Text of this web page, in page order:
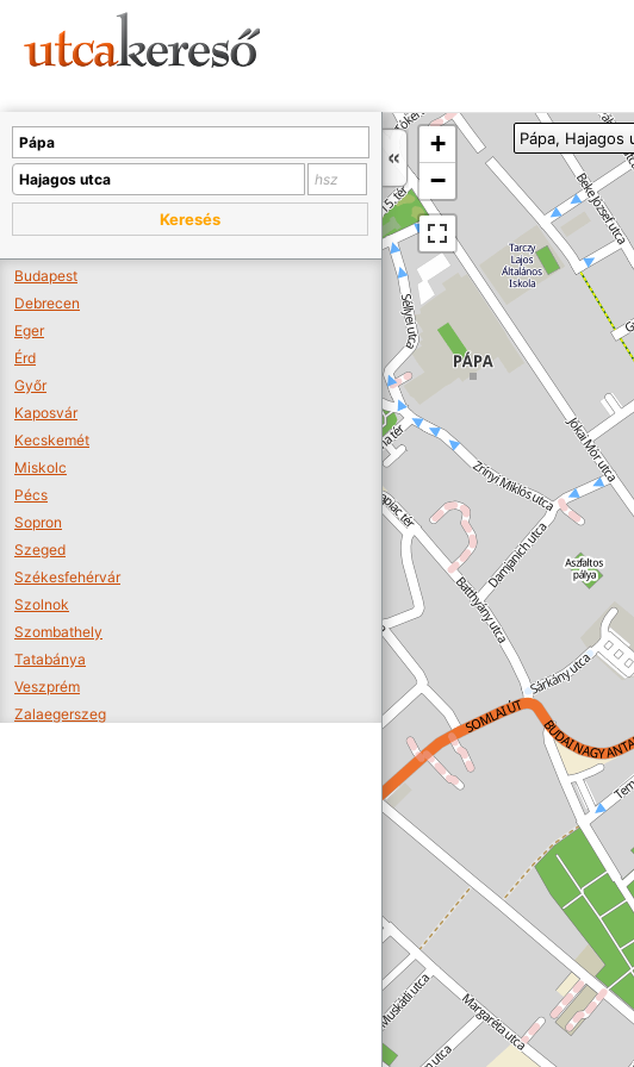
+
−
Pápa, Hajagos
Keresés
Budapest
Debrecen
Eger
Érd
Győr
Kaposvár
Kecskemét
Miskolc
Pécs
Sopron
Szeged
Székesfehérvár
Szolnok
Szombathely
Tatabánya
Veszprém
Zalaegerszeg
A térképet kicsinyíteni kell, hogy látszódjanak a boltok.
Boltok látszódjanak >>